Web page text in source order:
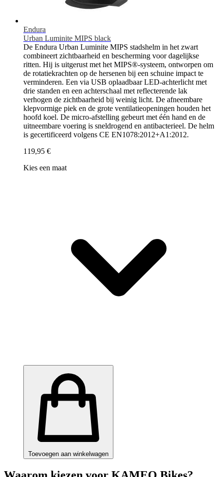
Endura
Urban Luminite MIPS black
De Endura Urban Luminite MIPS stadshelm in het zwart
combineert zichtbaarheid en bescherming voor dagelijkse
ritten. Hij is uitgerust met het MIPS®-systeem, ontworpen om
de rotatiekrachten op de hersenen bij een schuine impact te
verminderen. Een via USB oplaadbaar LED-achterlicht met
drie standen en een achterschaal met reflecterende lak
verhogen de zichtbaarheid bij weinig licht. De afneembare
klepvormige piek en de grote ventilatieopeningen houden het
hoofd koel. De micro-afstelling gebeurt met één hand en de
uitneembare voering is sneldrogend en antibacterieel. De helm
is gecertificeerd volgens CE EN1078:2012+A1:2012.
119,95 €
Kies een maat
Toevoegen aan winkelwagen